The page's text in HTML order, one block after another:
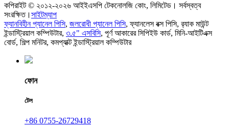
কপিরাইট © ২০১২-২০২৬ আইইএসপি টেকনোলজি কোং, লিমিটেড। সর্বস্বত্ব
সংরক্ষিত। সাইটম্যাপ
ফ্যানবিহীন প্যানেল পিসি, জলরোধী প্যানেল পিসি,ফ্যানলেস বক্স পিসি, র‍্যাক মাউন্ট
ইন্ডাস্ট্রিয়াল কম্পিউটার, ৩.৫" এসবিসি, পূর্ণ আকারের সিপিইউ কার্ড, মিনি-আইটিএক্স
বোর্ড, শিল্প মনিটর, কমপ্যাক্ট ইন্ডাস্ট্রিয়াল কম্পিউটার
ফোন
টেল
+86 0755-26729418